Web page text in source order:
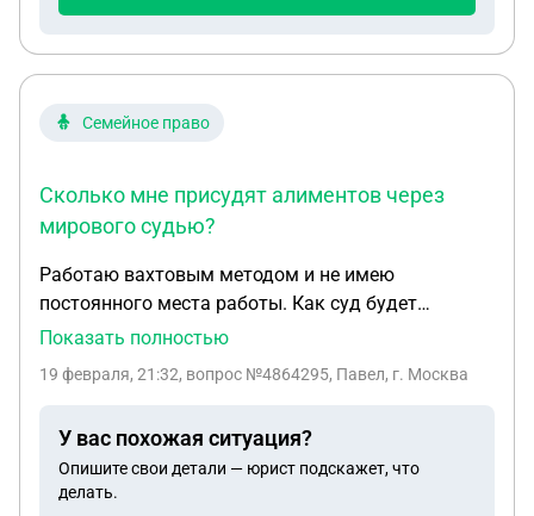
Семейное право
Сколько мне присудят алиментов через
мирового судью?
Работаю вахтовым методом и не имею
постоянного места работы. Как суд будет
начислять алименты если бывшая жена в
сумму скорее всего прожиточный минимум 18
полностью прожиточный минимум или бывшая
тоже обязана содержать ребенка те 50/50.
Сколько мне присудят алиментов через мирового
Показать полностью
19 февраля, 21:32, вопрос №4864295, Павел, г. Москва
У вас похожая ситуация?
Опишите свои детали — юрист подскажет, что
делать.